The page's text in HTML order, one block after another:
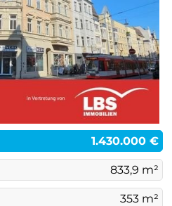
1.430.000 €
833,9 m²
353 m²